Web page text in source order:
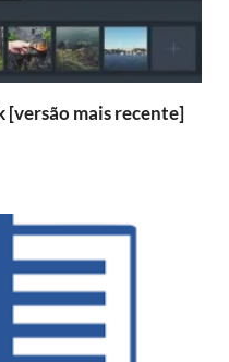
[versão mais recente]